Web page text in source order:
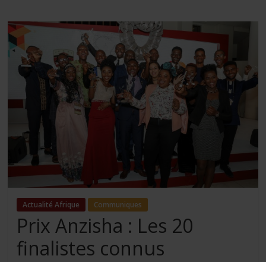
Actualité Afrique Communiques
Prix Anzisha : Les 20
finalistes connus